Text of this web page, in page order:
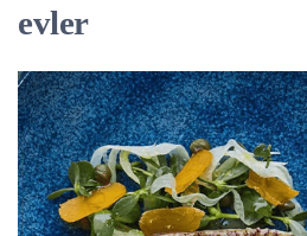
evler